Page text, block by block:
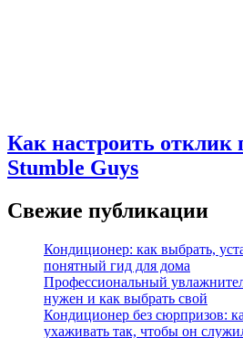
Как настроить отклик
Stumble Guys
Свежие публикации
Кондиционер: как выбрать,
понятный гид для дома
Профессиональный
нужен и как выбрать свой
Кондиционер без сюрпризов:
ухаживать так, чтобы он